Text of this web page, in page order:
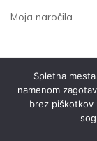
Moja naročila
SOCIETA'
Spletna
namenom
brez piškotkov